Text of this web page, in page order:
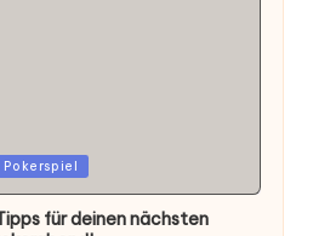
Pokerspiel
für deinen nächsten